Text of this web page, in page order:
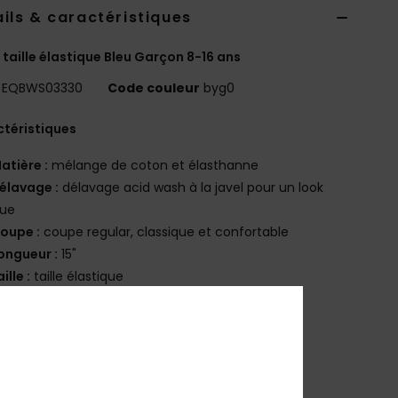
& caractéristiques
élastique Bleu Garçon 8-16 ans
EQBWS03330 Code couleur byg0
: mélange de coton et élasthanne
: délavage acid wash à la javel pour un look
: coupe regular, classique et confortable
: 15"
: taille élastique